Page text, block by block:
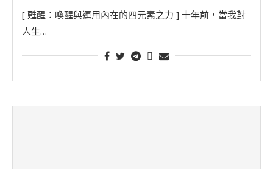
[ 甦醒：喚醒與運用內在的四元素之力 ] 十年前，當我對
人生…